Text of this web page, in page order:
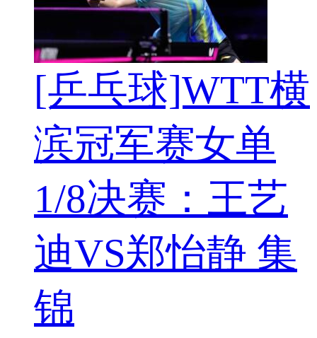
[乒乓球]WTT横
滨冠军赛女单
1/8决赛：王艺
迪VS郑怡静 集
锦